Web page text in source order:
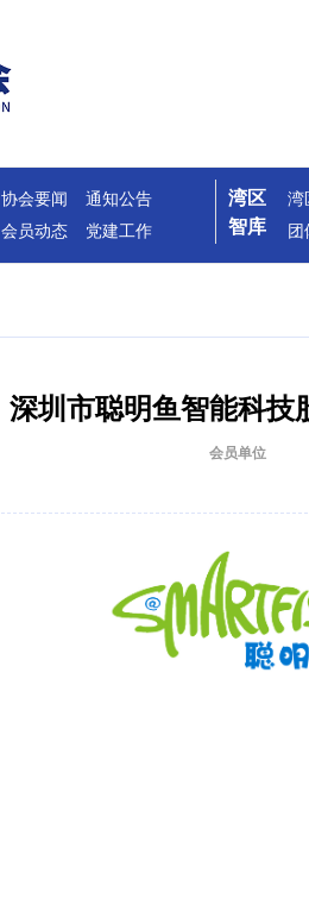
协会要闻
通知公告
会员动态
党建工作
湾区
智库
湾
深圳市聪明鱼智能科技
会员单位